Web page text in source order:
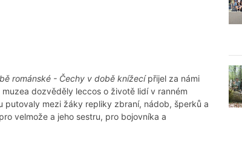
románské - Čechy v době knížecípřijel za námi
dozvěděly leccos o životě lidí v ranném
mezi žáky repliky zbraní, nádob, šperků a
velmože a jeho sestru, pro bojovníka a